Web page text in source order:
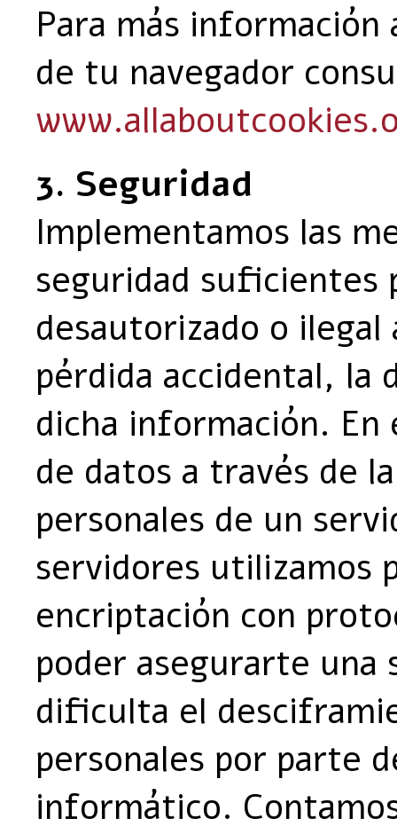
Para más
de tu navegador
3. Seguridad
Implementamos las
seguridad suficientes
desautorizado o
pérdida accidental, la
dicha información. En
de datos a través de
personales de un
servidores utilizamos
encriptación con
poder asegurarte una
dificulta el
personales por parte
informático.